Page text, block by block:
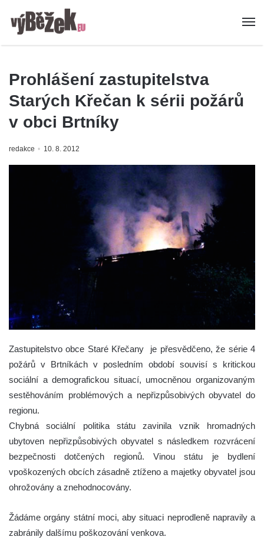
Prohlášení zastupitelstva
Starých Křečan k sérii požárů
v obci Brtníky
redakce 10. 8. 2012
Zastupitelstvo obce Staré Křečany je přesvědčeno, že série 4
požárů v Brtníkách v posledním období souvisí s kritickou
sociální a demografickou situací, umocněnou organizovaným
sestěhováním problémových a nepřizpůsobivých obyvatel do
regionu.
Chybná sociální politika státu zavinila vznik hromadných
ubytoven nepřizpůsobivých obyvatel s následkem rozvrácení
bezpečnosti dotčených regionů. Vinou státu je bydlení
vpoškozených obcích zásadně ztíženo a majetky obyvatel jsou
ohrožovány a znehodnocovány.
Žádáme orgány státní moci, aby situaci neprodleně napravily a
zabránily dalšímu poškozování venkova.